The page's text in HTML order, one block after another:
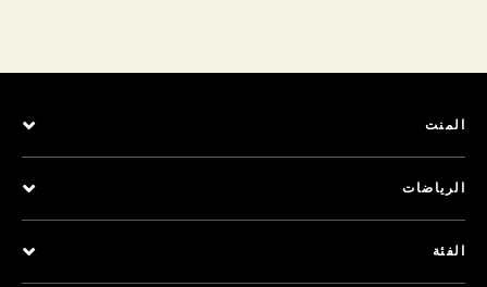
المنت
الرياضات
الفئة